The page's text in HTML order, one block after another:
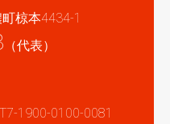
椋本4434-1
（代表）
1900-0100-0081